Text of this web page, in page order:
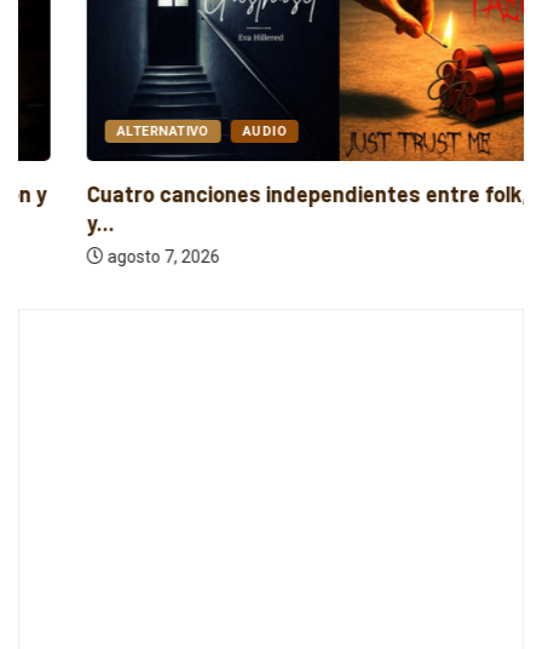
ALTERNATIVO AUDIO
Cuatro canciones independientes entre folk, rock
agosto 7, 2026